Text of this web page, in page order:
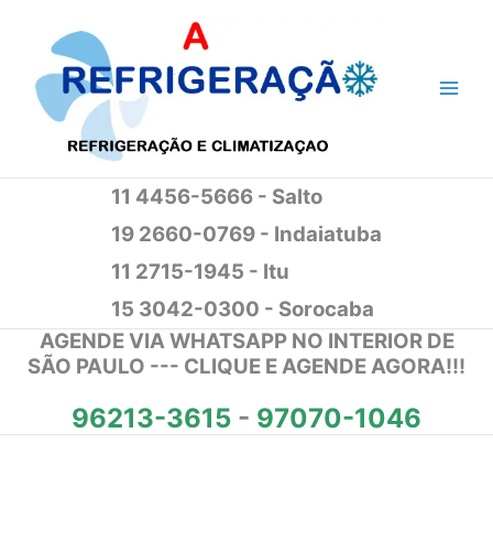
conteúdo
11 4456-5666 - Salto
19 2660-0769 - Indaiatuba
11 2715-1945 - Itu
15 3042-0300 - Sorocaba
AGENDE VIA WHATSAPP NO INTERIOR DE
SÃO PAULO --- CLIQUE E AGENDE AGORA!!!
96213-3615 - 97070-1046